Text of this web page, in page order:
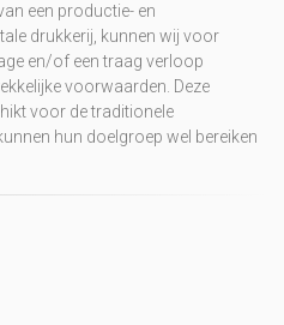
een productie- en
drukkerij, kunnen wij voor
en/of een traag verloop
voorwaarden. Deze
voor de traditionele
hun doelgroep wel bereiken